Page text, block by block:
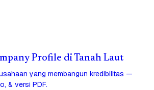
Profile di Tanah Laut
yang membangun kredibilitas —
& versi PDF.